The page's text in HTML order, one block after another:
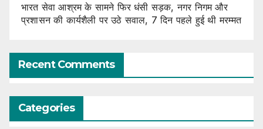
भारत सेवा आश्रम के सामने फिर धंसी सड़क, नगर निगम और
प्रशासन की कार्यशैली पर उठे सवाल, 7 दिन पहले हुई थी मरम्मत
Recent Comments
Categories